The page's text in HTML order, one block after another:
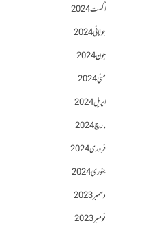
اگست 2024
جولائی 2024
جون 2024
مئی 2024
اپریل 2024
مارچ 2024
فروری 2024
جنوری 2024
دسمبر 2023
نومبر 2023